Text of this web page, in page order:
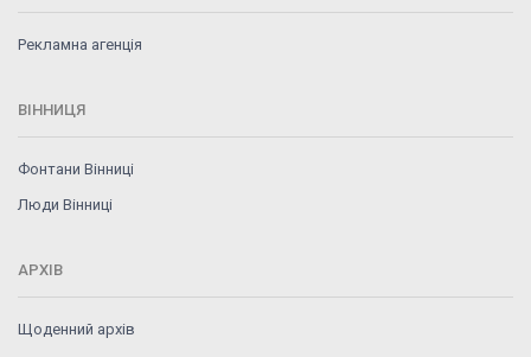
Рекламна агенція
ВІННИЦЯ
Фонтани Вінниці
Люди Вінниці
АРХІВ
Щоденний архів